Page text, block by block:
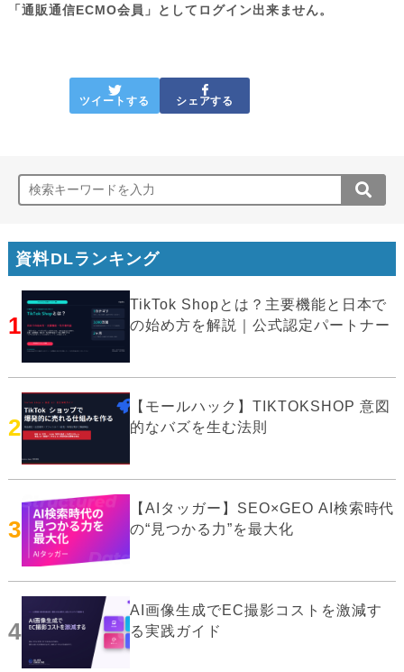
「通販通信ECMO会員」としてログイン出来ません。
ツイートする シェアする
資料DLランキング
1
TikTok Shopとは？主要機能と日本で
の始め方を解説｜公式認定パートナー
2
【モールハック】TIKTOKSHOP 意図
的なバズを生む法則
3
【AIタッガー】SEO×GEO AI検索時代
の“見つかる力”を最大化
4
AI画像生成でEC撮影コストを激減す
る実践ガイド